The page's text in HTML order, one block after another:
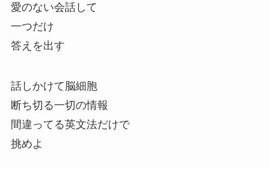
愛のない会話して
一つだけ
答えを出す
話しかけて脳細胞
断ち切る一切の情報
間違ってる英文法だけで
挑めよ